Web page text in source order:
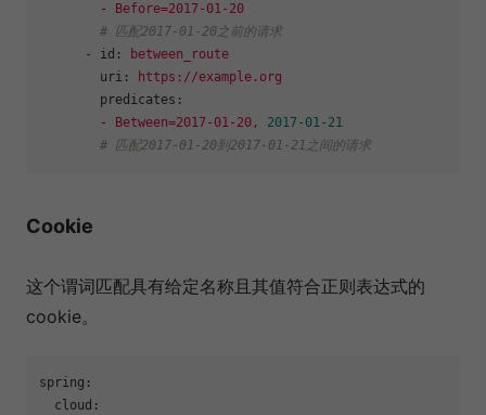
-
Before=2017-01-20
# 匹配2017-01-20之前的请求
-
id:
between_route
uri:
https://example.org
predicates:
-
Between=2017-01-20,
2017-01-21
# 匹配2017-01-20到2017-01-21之间的请求
Cookie
这个谓词匹配具有给定名称且其值符合正则表达式的
cookie。
spring:
cloud: